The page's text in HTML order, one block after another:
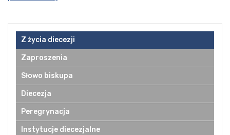
Z życia diecezji
Zaproszenia
Słowo biskupa
Diecezja
Peregrynacja
Instytucje diecezjalne